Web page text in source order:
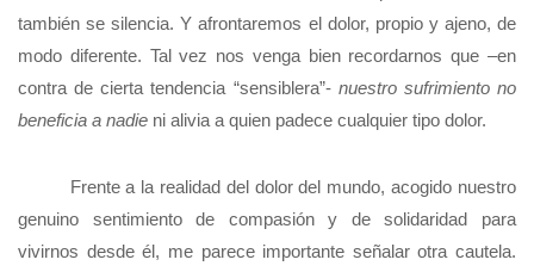
también se silencia. Y afrontaremos el dolor, propio y ajeno, de
modo diferente. Tal vez nos venga bien recordarnos que –en
contra de cierta tendencia “sensiblera”- nuestro sufrimiento no
beneficia a nadie ni alivia a quien padece cualquier tipo dolor.
Frente a la realidad del dolor del mundo, acogido nuestro
genuino sentimiento de compasión y de solidaridad para
vivirnos desde él, me parece importante señalar otra cautela.